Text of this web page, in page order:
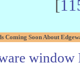
[
Coming Soon About
window